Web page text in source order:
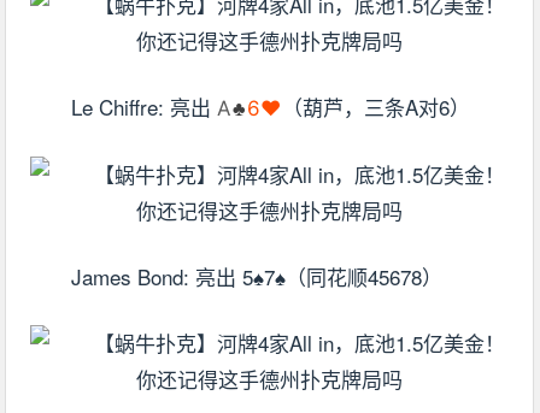
Le Chiffre: 亮出 A♣6♥ （葫芦，三条A对6）
James Bond: 亮出 5♠7♠（同花顺45678）